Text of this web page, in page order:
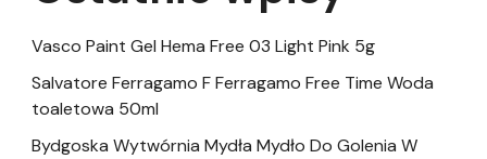
Vasco Paint Gel Hema Free 03 Light Pink 5g
Salvatore Ferragamo F Ferragamo Free Time Woda
toaletowa 50ml
Bydgoska Wytwórnia Mydła Mydło Do Golenia W